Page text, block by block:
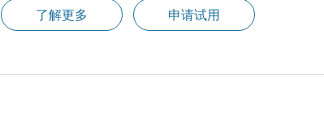
了解更多 申请试用